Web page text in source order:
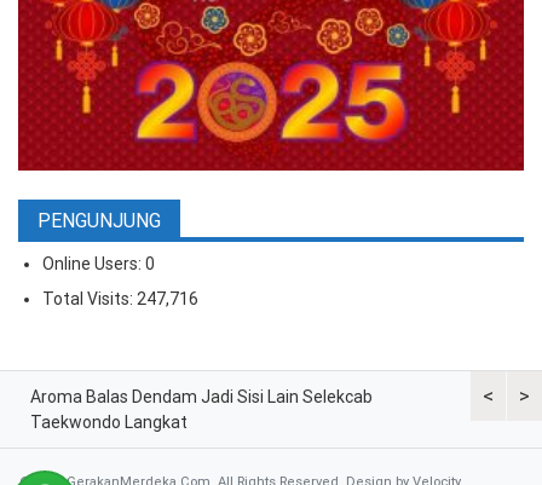
PENGUNJUNG
Online Users: 0
Total Visits: 247,716
<
Aroma Balas Dendam Jadi Sisi Lain Selekcab
Taekwondo Langkat
>
© 2026 GerakanMerdeka.Com. All Rights Reserved. Design by Velocity